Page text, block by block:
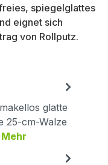
spiegelglattes
eignet sich
von Rollputz.
glatte
25-cm-Walze
Mehr